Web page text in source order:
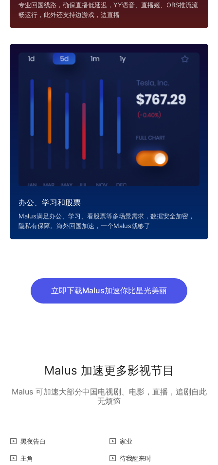
专业回国线路，确保直播低延迟，YY语音、直播姬、OBS推流流
畅运行，此外还支持边游戏，边直播
办公、学习和股票
Malus满足办公、学习、看股票等多场景需求，数据安全加密，
隐私有保障。海外回国加速，一个Malus就够了
立即下载Malus加速你比星光美丽
Malus 加速更多影视节目
Malus 可加速大部分中国电视剧、电影，直播，追剧自此
无烦恼
黑夜告白 家业
主角 待我醒来时